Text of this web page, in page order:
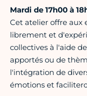
Mardi de 17h00 à
Cet atelier offre aux
librement et
collectives à l'aide
apportés ou de
l'intégration de
émotions et